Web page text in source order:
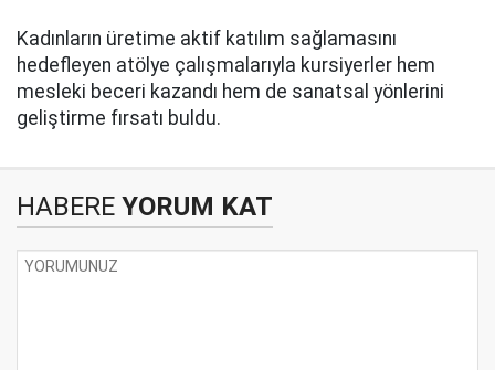
Kadınların üretime aktif katılım sağlamasını
hedefleyen atölye çalışmalarıyla kursiyerler hem
mesleki beceri kazandı hem de sanatsal yönlerini
geliştirme fırsatı buldu.
HABERE YORUM KAT